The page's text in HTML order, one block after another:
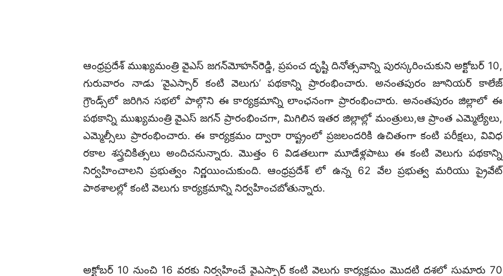
ఆంధ్రప్రదేశ్ ముఖ్యమంత్రి వైఎస్‌ జగన్‌మోహన్‌రెడ్డి, ప్రపంచ దృష్టి దినోత్సవాన్ని పురస్కరించుకుని అక్టోబర్ 10,
గురువారం నాడు ‘వైఎస్సార్‌ కంటి వెలుగు’ పథకాన్ని ప్రారంభించారు. అనంతపురం జూనియర్‌ కాలేజ్‌
గ్రౌండ్స్‌లో జరిగిన సభలో పాల్గొని ఈ కార్యక్రమాన్ని లాంఛనంగా ప్రారంభించారు. అనంతపురం జిల్లాలో ఈ
పథకాన్ని ముఖ్యమంత్రి వైఎస్ జగన్ ప్రారంభించగా, మిగిలిన ఇతర జిల్లాల్లో మంత్రులు,ఆ ప్రాంత ఎమ్మెల్యేలు,
ఎమ్మెల్సీలు ప్రారంభించారు. ఈ కార్యక్రమం ద్వారా రాష్ట్రంలో ప్రజలందరికి ఉచితంగా కంటి పరీక్షలు, వివిధ
రకాల శస్త్రచికిత్సలు అందిచనున్నారు. మొత్తం 6 విడతలుగా మూడేళ్లపాటు ఈ కంటి వెలుగు పథకాన్ని
నిర్వహించాలని ప్రభుత్వం నిర్ణయించుకుంది. ఆంధ్రప్రదేశ్ లో ఉన్న 62 వేల ప్రభుత్వ మరియు ప్రైవేట్
పాఠశాలల్లో కంటి వెలుగు కార్యక్రమాన్ని నిర్వహించబోతున్నారు.
అక్టోబర్‌ 10 నుంచి 16 వరకు నిర్వహించే వైఎస్సార్‌ కంటి వెలుగు కార్యక్రమం మొదటి దశలో సుమారు 70